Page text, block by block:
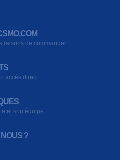
raisons de commander
accès direct
et son équipe
?